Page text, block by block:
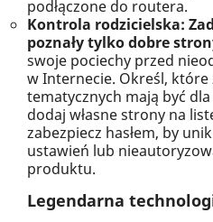
podłączone do routera.
Kontrola rodzicielska:
poznały tylko dobre
swoje pociechy przed
w Internecie. Określ,
tematycznych mają być
dodaj własne strony na
zabezpiecz hasłem, by
ustawień lub
produktu.
Legendarna